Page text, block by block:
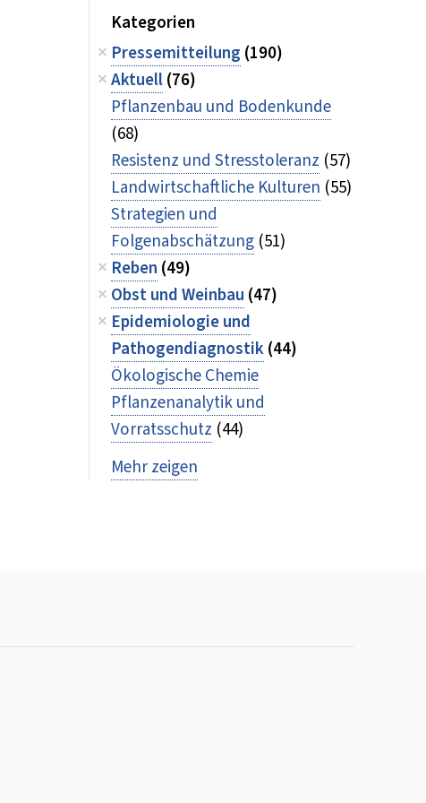
Kategorien
Pressemitteilung (190)
Aktuell(76)
Pflanzenbau und Bodenkunde
(68)
Resistenz und Stresstoleranz (57)
Landwirtschaftliche Kulturen (55)
Strategien und
Folgenabschätzung (51)
Reben (49)
Obst und Weinbau (47)
Epidemiologie und
Pathogendiagnostik(44)
Ökologische Chemie
Pflanzenanalytik und
Vorratsschutz (44)
Mehr zeigen